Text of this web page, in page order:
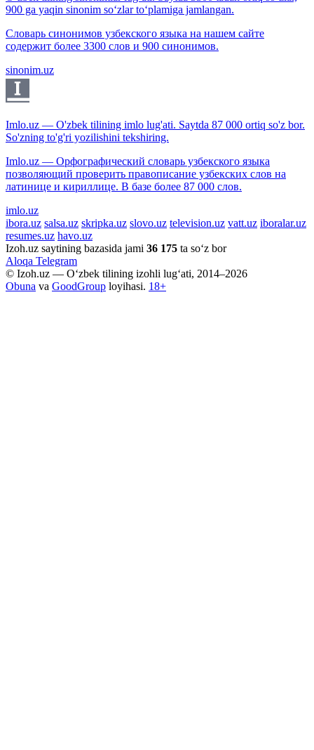
900 ga yaqin sinonim so‘zlar to‘plamiga jamlangan.
Словарь синонимов узбекского языка на нашем сайте
содержит более 3300 слов и 900 синонимов.
sinonim.uz
Imlo.uz — O'zbek tilining imlo lug'ati. Saytda 87 000 ortiq so'z bor.
So'zning to'g'ri yozilishini tekshiring.
Imlo.uz — Орфографический словарь узбекского языка
позволяющий проверить правописание узбекских слов на
латинице и кириллице. В базе более 87 000 слов.
imlo.uz
ibora.uz salsa.uz skripka.uz slovo.uz television.uz vatt.uz iboralar.uz
resumes.uz havo.uz
Izoh.uz saytining bazasida jami 36 175 ta so‘z bor
Aloqa Telegram
© Izoh.uz — O‘zbek tilining izohli lug‘ati, 2014–2026
Obuna va GoodGroup loyihasi. 18+